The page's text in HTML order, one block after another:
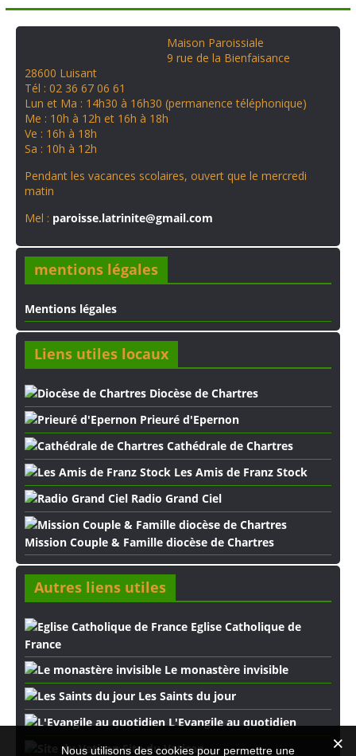
o
o
r
e
s
t
d
I
Maison Paroissiale
9 rue de la Bienfaisance
28600 Luisant
Tél : 02 36 67 06 61
Lun et Ma : 14h30 à 16h30 (permanence téléphonique)
Me : 10h à 12h et 16h à 18h
Ve : 16h à 18h
Sa : 10h à 12h
Pendant les vacances scolaires, ouvert que le mercredi
matin
Mel : paroisse.latrinite@gmail.com
mentions légales
Mentions légales
Liens utiles locaux
Diocèse de Chartres
Prieuré d'Epernon
Cathédrale de Chartres
Les Amis de Franz Stock
Radio Grand Ciel
Mission Couple & Famille diocèse de Chartres
Autres liens utiles
Eglise Catholique de
France
Le monastère invisible
Les Saints du jour
L'Evangile au quotidien
Site du Vatican
Nous utilisons des cookies pour permettre une